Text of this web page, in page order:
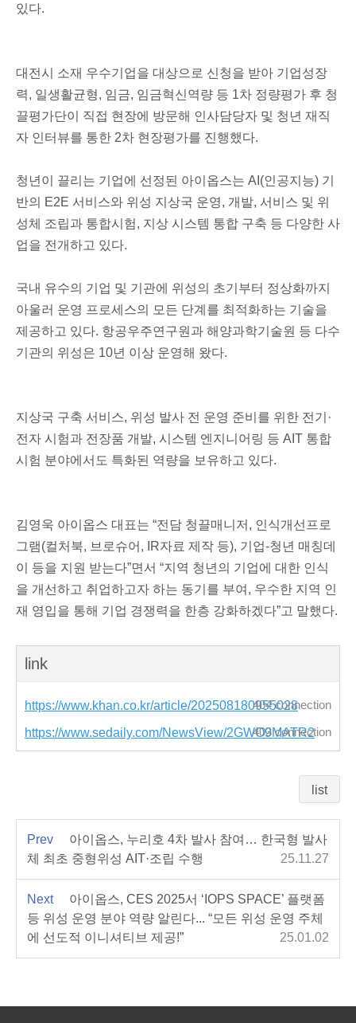
있다.
대전시 소재 우수기업을 대상으로 신청을 받아 기업성장
력, 일생활균형, 임금, 임금혁신역량 등 1차 정량평가 후 청
끌평가단이 직접 현장에 방문해 인사담당자 및 청년 재직
자 인터뷰를 통한 2차 현장평가를 진행했다.
청년이 끌리는 기업에 선정된 아이옵스는 AI(인공지능) 기
반의 E2E 서비스와 위성 지상국 운영, 개발, 서비스 및 위
성체 조립과 통합시험, 지상 시스템 통합 구축 등 다양한 사
업을 전개하고 있다.
국내 유수의 기업 및 기관에 위성의 초기부터 정상화까지
아울러 운영 프로세스의 모든 단계를 최적화하는 기술을
제공하고 있다. 항공우주연구원과 해양과학기술원 등 다수
기관의 위성은 10년 이상 운영해 왔다.
지상국 구축 서비스, 위성 발사 전 운영 준비를 위한 전기·
전자 시험과 전장품 개발, 시스템 엔지니어링 등 AIT 통합
시험 분야에서도 특화된 역량을 보유하고 있다.
김영욱 아이옵스 대표는 “전담 청끌매니저, 인식개선프로
그램(컬처북, 브로슈어, IR자료 제작 등), 기업-청년 매칭데
이 등을 지원 받는다”면서 “지역 청년의 기업에 대한 인식
을 개선하고 취업하고자 하는 동기를 부여, 우수한 지역 인
재 영입을 통해 기업 경쟁력을 한층 강화하겠다”고 말했다.
link
https://www.khan.co.kr/article/202508180955028
404 connection
https://www.sedaily.com/NewsView/2GWO9MATR2
403 connection
list
Prev
아이옵스, 누리호 4차 발사 참여… 한국형 발사
체 최초 중형위성 AIT·조립 수행
25.11.27
Next
아이옵스, CES 2025서 ‘IOPS SPACE’ 플랫폼
등 위성 운영 분야 역량 알린다... “모든 위성 운영 주체
에 선도적 이니셔티브 제공!”
25.01.02